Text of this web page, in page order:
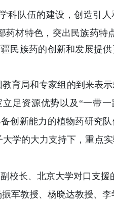
科队伍的建设，创造引人
药材特色，突出民族药特
民族药的创新和发展提
育局和专家组的到来表
足资源优势以及 “一带
创新能力的植物药研究
学的大力支持下，重点
校长、北京大学对口支援
军教授、杨晓达教授、